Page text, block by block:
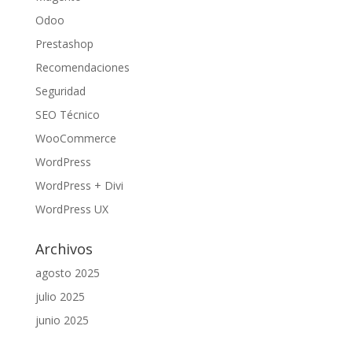
Odoo
Prestashop
Recomendaciones
Seguridad
SEO Técnico
WooCommerce
WordPress
WordPress + Divi
WordPress UX
Archivos
agosto 2025
julio 2025
junio 2025